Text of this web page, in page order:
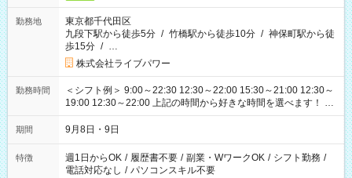
勤務地
東京都千代田区
九段下駅から徒歩5分 / 竹橋駅から徒歩10分 / 神保町駅から徒
歩15分 / …
株式会社ライブパワー
勤務時間
＜シフト例＞ 9:00～22:30 12:30～22:00 15:30～21:00 12:30～
19:00 12:30～22:00 上記の時間から好きな時間を選べます！ ※
時間は変更となる可能性があります
期間 9月8日・9日
特徴 週1日からOK / 履歴書不要 / 副業・WワークOK / シフト勤務 /
電話対応なし / パソコンスキル不要